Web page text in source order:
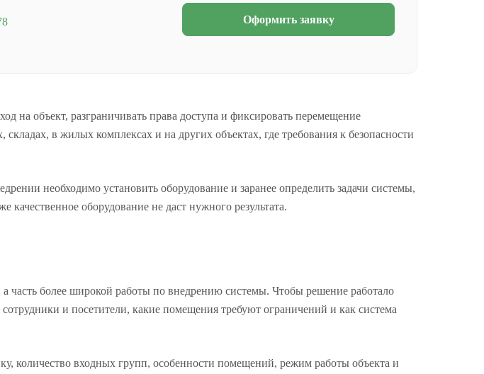
Оформить заявку
на объект, разграничивать права доступа и фиксировать перемещение
в жилых комплексах и на других объектах, где требования к безопасности
необходимо установить оборудование и заранее определить задачи системы,
качественное оборудование не даст нужного результата.
более широкой работы по внедрению системы. Чтобы решение работало
и посетители, какие помещения требуют ограничений и как система
количество входных групп, особенности помещений, режим работы объекта и